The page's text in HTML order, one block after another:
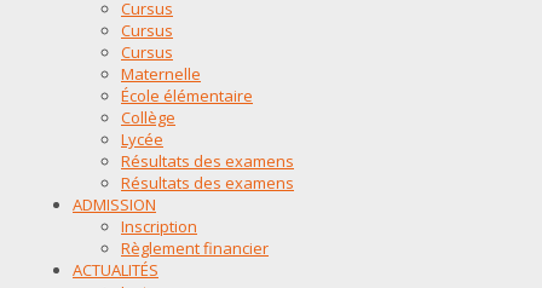
Cursus
Cursus
Cursus
Maternelle
École élémentaire
Collège
Lycée
Résultats des examens
Résultats des examens
ADMISSION
Inscription
Règlement financier
ACTUALITÉS